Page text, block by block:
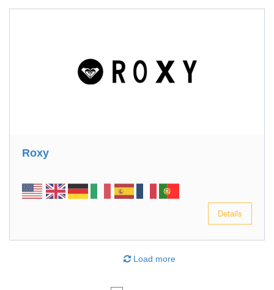
Roxy
Details
Load more